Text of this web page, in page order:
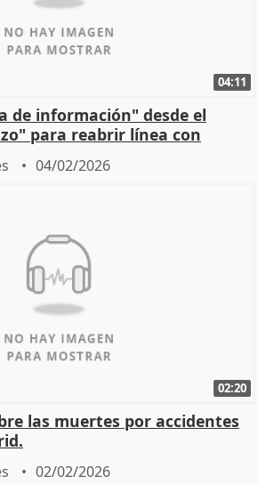
04:11
de información" desde el
para reabrir línea con
04/02/2026
02:20
las muertes por accidentes
02/02/2026